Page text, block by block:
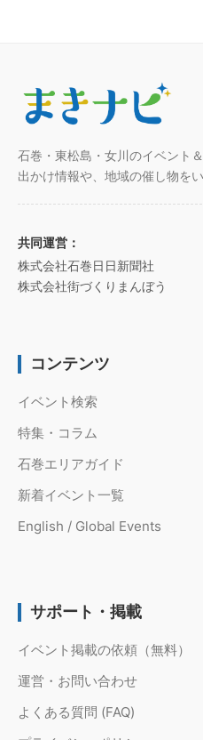
石巻・東松島・女川のイベント
出かけ情報や、地域の催し物を
共同運営：
株式会社石巻日日新聞社
株式会社街づくりまんぼう
コンテンツ
イベント検索
特集・コラム
石巻エリアガイド
新着イベント一覧
English / Global Events
サポート・掲載
イベント掲載の依頼（無料）
運営・お問い合わせ
よくある質問 (FAQ)